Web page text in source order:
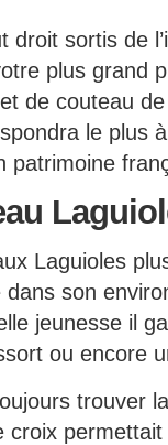
droit sortis de
plus grand
de couteau
le plus
patrimoine
Laguioles
dans son
jeunesse il
ou encore
trouver